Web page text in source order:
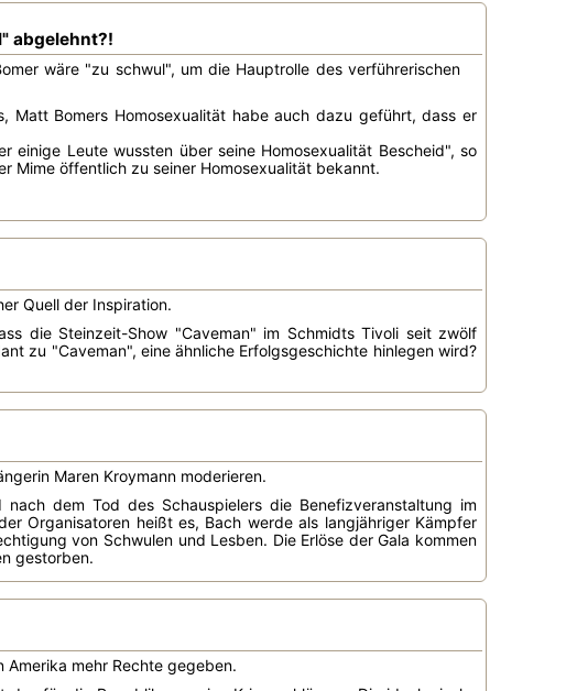
abgelehnt?!
wäre "zu schwul", um die Hauptrolle des verführerischen
Matt Bomers Homosexualität habe auch dazu geführt, dass er
Leute wussten über seine Homosexualität Bescheid", so
Mime öffentlich zu seiner Homosexualität bekannt.
Quell der Inspiration.
die Steinzeit-Show "Caveman" im Schmidts Tivoli seit zwölf
zu "Caveman", eine ähnliche Erfolgsgeschichte hinlegen wird?
Maren Kroymann moderieren.
dem Tod des Schauspielers die Benefizveranstaltung im
Organisatoren heißt es, Bach werde als langjähriger Kämpfer
von Schwulen und Lesben. Die Erlöse der Gala kommen
gestorben.
Amerika mehr Rechte gegeben.